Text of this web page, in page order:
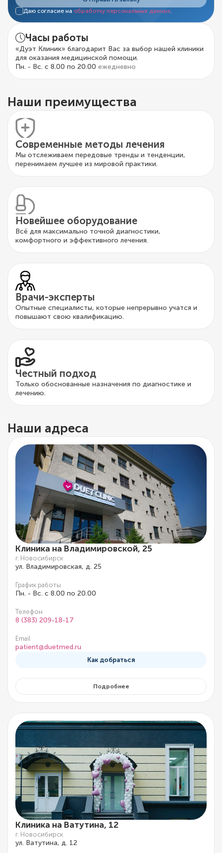
Даю согласие на обработку персональных данных.
Часы работы
«Дуэт Клиник» благодарит Вас за выбор нашей клиники
для оказания медицинской помощи.
Пн. - Вс. с 8.00 по 20.00 ежедневно
Наши преимущества
Современные методы лечения
Мы отслеживаем передовые тренды и тенденции,
перенимаем лучшее из мировой практики.
Новейшее оборудование
Всё для максимально точной диагностики,
комфортного и эффективного лечения.
Врачи-эксперты
Опытные специалисты, которые непрерывно учатся и
повышают свою квалификацию.
Честный подход
Только обоснованные назначения по диагностике и
лечению.
Наши адреса
Клиника на Владимировской, 25
г. Новосибирск
ул. Владимировская, д. 25
График работы
Пн. - Вс. с 8.00 по 20.00
Телефон
8 (383) 209-18-17
Email
patient@duetmed.ru
Как добраться
Подробнее
Клиника на Ватутина, 12
г. Новосибирск
ул. Ватутина, д. 12